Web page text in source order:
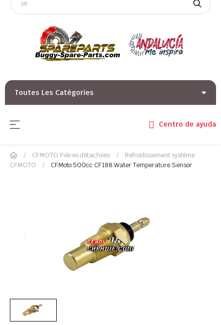
Toutes Les Catégories
Basculer la navigation
☰ Centro de ayuda
CFMOTO Pièces détachées
Refroidissement système
CFMOTO
CFMoto 500cc CF188 Water Temperature Sensor